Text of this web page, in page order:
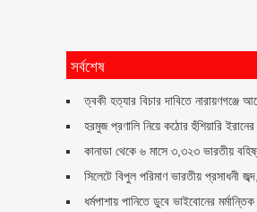
সর্বশেষ
ত্বকী হত্যার বিচার দাবিতে নারায়ণগঞ্জে
হরমুজ প্রণালি নিয়ে কঠোর হুঁশিয়ারি ইরানের
কানাডা থেকে ৬ মাসে ৩,৩২৩ ভারতীয়
সিলেটে বিপুল পরিমাণ ভারতীয় প্রসাধনী
ধর্মপাশায় পানিতে ডুবে ভাইবোনের